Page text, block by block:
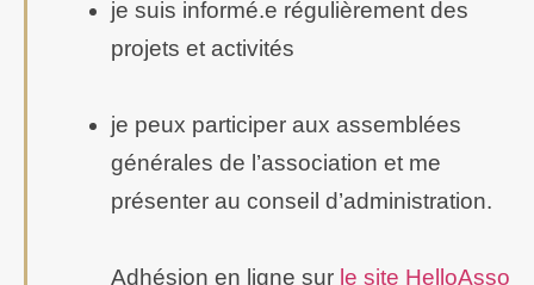
je suis informé.e régulièrement des
projets et activités
je peux participer aux assemblées
générales de l’association et me
présenter au conseil d’administration.
Adhésion en ligne sur le site HelloAsso